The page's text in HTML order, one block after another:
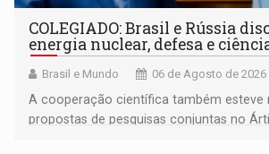
COLEGIADO: Brasil e Rússia
energia nuclear, defesa e
Brasil e Mundo 06 de Agosto de 2026
A cooperação científica também esteve
propostas de pesquisas conjuntas no